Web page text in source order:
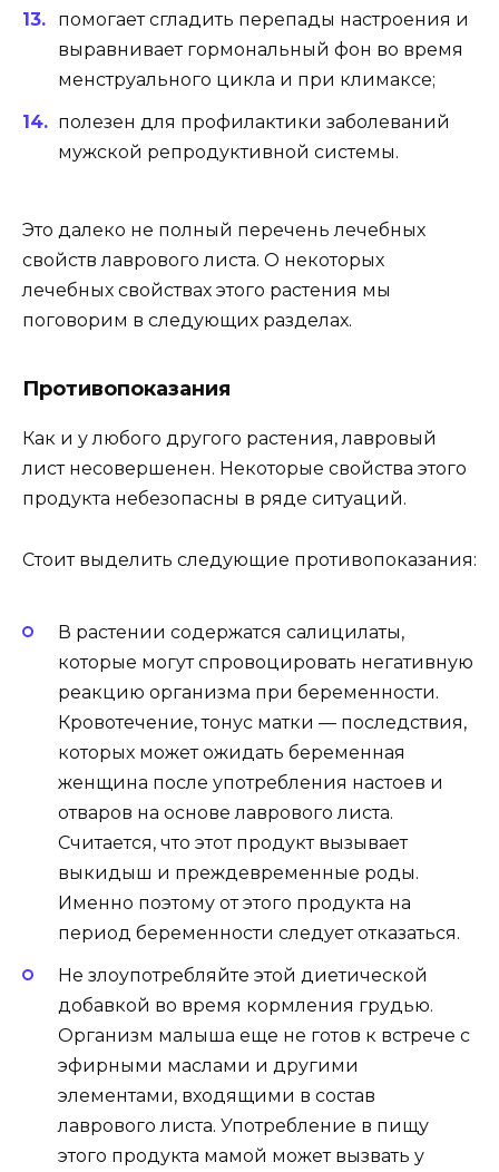
помогает сгладить перепады настроения и
выравнивает гормональный фон во время
менструального цикла и при климаксе;
полезен для профилактики заболеваний
мужской репродуктивной системы.
Это далеко не полный перечень лечебных
свойств лаврового листа. О некоторых
лечебных свойствах этого растения мы
поговорим в следующих разделах.
Противопоказания
Как и у любого другого растения, лавровый
лист несовершенен. Некоторые свойства этого
продукта небезопасны в ряде ситуаций.
Стоит выделить следующие противопоказания:
В растении содержатся салицилаты,
которые могут спровоцировать негативную
реакцию организма при беременности.
Кровотечение, тонус матки — последствия,
которых может ожидать беременная
женщина после употребления настоев и
отваров на основе лаврового листа.
Считается, что этот продукт вызывает
выкидыш и преждевременные роды.
Именно поэтому от этого продукта на
период беременности следует отказаться.
Не злоупотребляйте этой диетической
добавкой во время кормления грудью.
Организм малыша еще не готов к встрече с
эфирными маслами и другими
элементами, входящими в состав
лаврового листа. Употребление в пищу
этого продукта мамой может вызвать у